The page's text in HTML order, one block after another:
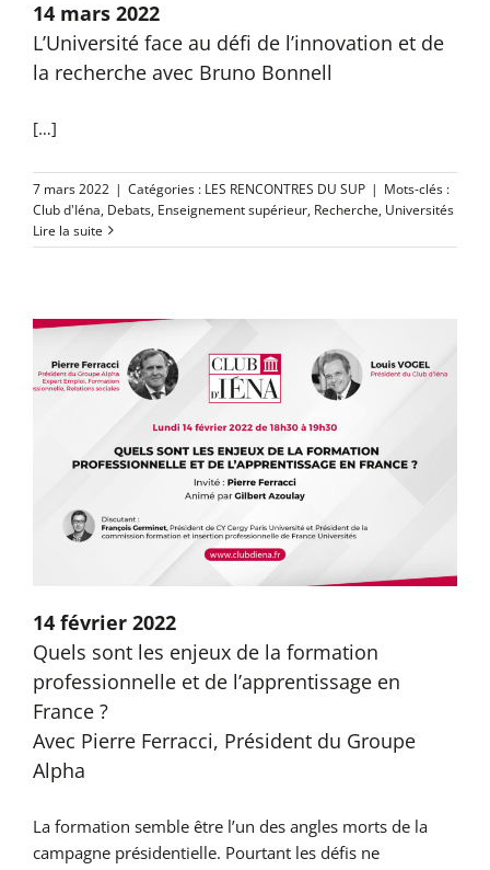
14 mars 2022
L’Université face au défi de l’innovation et de
la recherche avec Bruno Bonnell
[…]
7 mars 2022 | Catégories : LES RENCONTRES DU SUP | Mots-clés :
Club d'Iéna, Debats, Enseignement supérieur, Recherche, Universités
Lire la suite
14 février 2022
Quels sont les enjeux de la formation
professionnelle et de l’apprentissage en
France ?
Avec Pierre Ferracci, Président du Groupe
Alpha
La formation semble être l’un des angles morts de la
campagne présidentielle. Pourtant les défis ne